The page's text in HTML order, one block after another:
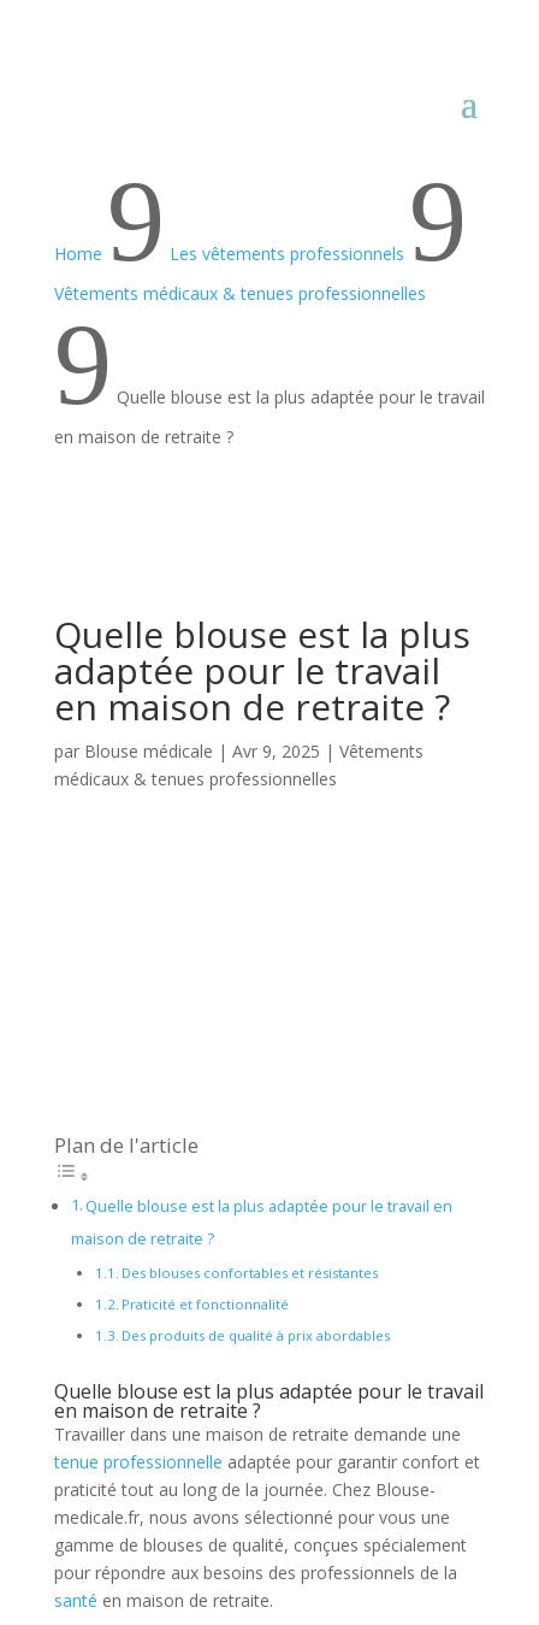
Home 9 Les vêtements professionnels 9
Vêtements médicaux & tenues professionnelles
9 Quelle blouse est la plus adaptée pour le travail
en maison de retraite ?
Quelle blouse est la plus
adaptée pour le travail
en maison de retraite ?
par Blouse médicale | Avr 9, 2025 | Vêtements
médicaux & tenues professionnelles
Plan de l'article
Quelle blouse est la plus adaptée pour le travail en
maison de retraite ?
Des blouses confortables et résistantes
Praticité et fonctionnalité
Des produits de qualité à prix abordables
Quelle blouse est la plus adaptée pour le travail
en maison de retraite ?
Travailler dans une maison de retraite demande une
tenue professionnelle adaptée pour garantir confort et
praticité tout au long de la journée. Chez Blouse-
medicale.fr, nous avons sélectionné pour vous une
gamme de blouses de qualité, conçues spécialement
pour répondre aux besoins des professionnels de la
santé en maison de retraite.